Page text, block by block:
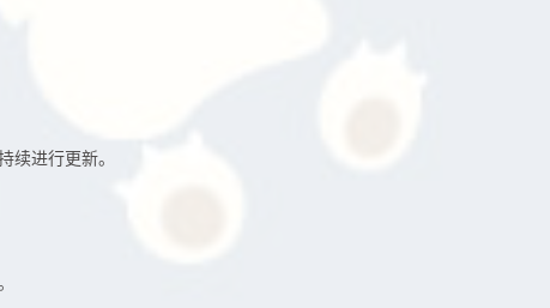
续进行更新。